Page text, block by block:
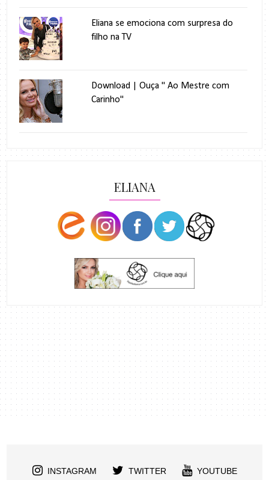
Eliana se emociona com surpresa do
filho na TV
Download | Ouça " Ao Mestre com
Carinho"
ELIANA
INSTAGRAM TWITTER YOUTUBE